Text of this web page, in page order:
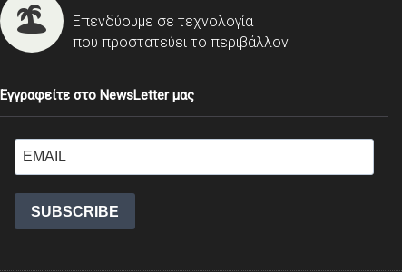
Επενδύουμε σε τεχνολογία
που προστατεύει το περιβάλλον
Εγγραφείτε στο NewsLetter μας
SUBSCRIBE